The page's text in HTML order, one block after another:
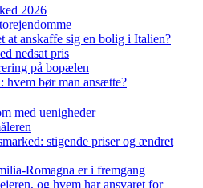
2026
at anskaffe sig en bolig i Italien?
nedsat pris
på bopælen
hvem bør man ansætte?
med uenigheder
stigende priser og ændret
Romagna er i fremgang
og hvem har ansvaret for